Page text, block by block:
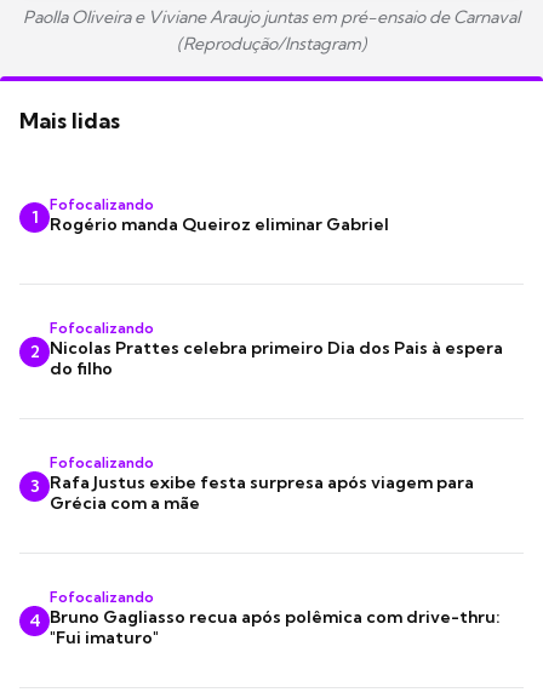
Paolla Oliveira e Viviane Araujo juntas em pré-ensaio de Carnaval
(Reprodução/Instagram)
Mais lidas
1
Fofocalizando
Rogério manda Queiroz eliminar Gabriel
2
Fofocalizando
Nicolas Prattes celebra primeiro Dia dos Pais à espera
do filho
3
Fofocalizando
Rafa Justus exibe festa surpresa após viagem para
Grécia com a mãe
4
Fofocalizando
Bruno Gagliasso recua após polêmica com drive-thru:
"Fui imaturo"